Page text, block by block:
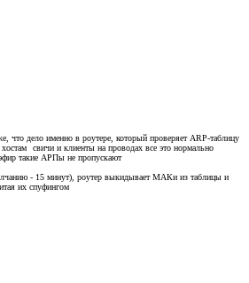
что дело именно в роутере, который проверяет ARP-таблицу
свичи и клиенты на проводах все это нормально
такие АРПы не пропускают
- 15 минут), роутер выкидывает МАКи из таблицы и
их спуфингом